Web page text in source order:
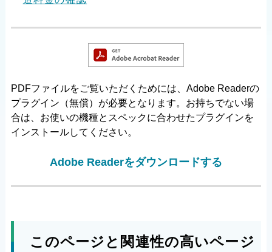
PDFファイルをご覧いただくためには、Adobe Readerの
プラグイン（無償）が必要となります。お持ちでない場
合は、お使いの機種とスペックに合わせたプラグインを
インストールしてください。
Adobe Readerをダウンロードする
このページと関連性の高いページ